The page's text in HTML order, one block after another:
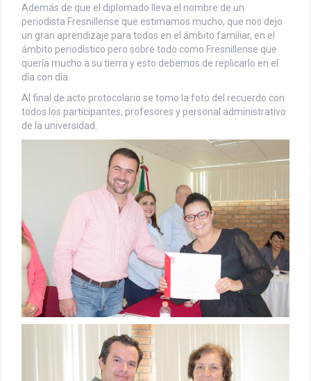
Además de que el diplomado lleva el nombre de un
periodista Fresnillense que estimamos mucho, que nos dejo
un gran aprendizaje para todos en el ámbito familiar, en el
ámbito periodístico pero sobre todo como Fresnillense que
quería mucho a su tierra y esto debemos de replicarlo en el
día con día.
Al final de acto protocolario se tomo la foto del recuerdo con
todos los participantes, profesores y personal administrativo
de la universidad.